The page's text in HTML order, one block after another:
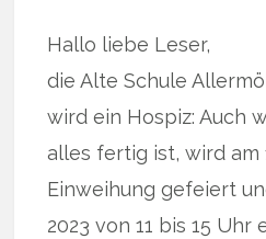
Hallo liebe Leser,
die Alte Schule
wird ein Hospiz: Auch
alles fertig ist, wird am
Einweihung gefeiert
2023 von 11 bis 15 Uhr